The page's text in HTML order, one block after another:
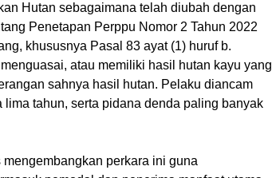
Hutan sebagaimana telah diubah dengan
Penetapan Perppu Nomor 2 Tahun 2022
khususnya Pasal 83 ayat (1) huruf b.
atau memiliki hasil hutan kayu yang
sahnya hasil hutan. Pelaku diancam
tahun, serta pidana denda paling banyak
perkara ini guna